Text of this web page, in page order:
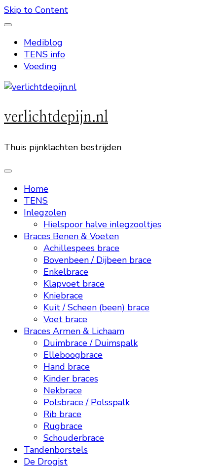
Skip to Content
Mediblog
TENS info
Voeding
verlichtdepijn.nl
Thuis pijnklachten bestrijden
Home
TENS
Inlegzolen
Hielspoor halve inlegzooltjes
Braces Benen & Voeten
Achillespees brace
Bovenbeen / Dijbeen brace
Enkelbrace
Klapvoet brace
Kniebrace
Kuit / Scheen (been) brace
Voet brace
Braces Armen & Lichaam
Duimbrace / Duimspalk
Elleboogbrace
Hand brace
Kinder braces
Nekbrace
Polsbrace / Polsspalk
Rib brace
Rugbrace
Schouderbrace
Tandenborstels
De Drogist